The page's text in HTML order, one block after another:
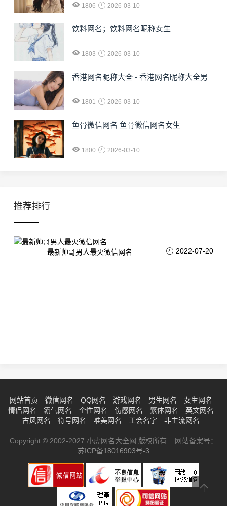
1806 2026-03-10
饮料网名；饮料网名昵称女生
1803 2026-03-10
香港网名昵称大全 - 香港网名昵称大全男
1801 2026-03-10
鱼骨微信网名 鱼骨微信网名女生
1800 2026-03-10
推荐排行
最新帅哥男人最火微信网名 2022-07-20
网站首页 微信网名 QQ网名 游戏网名 男生网名
女生网名
情侣网名
霸气网名 个性网名 伤感网名 繁体网名
英文网名
古风网名
符号网名 唯美网名 工会名字 非主流网名
Copyright © 2002-2027 小虎网名大全网 版权所有 网站备案号：
苏ICP备18016903号-3